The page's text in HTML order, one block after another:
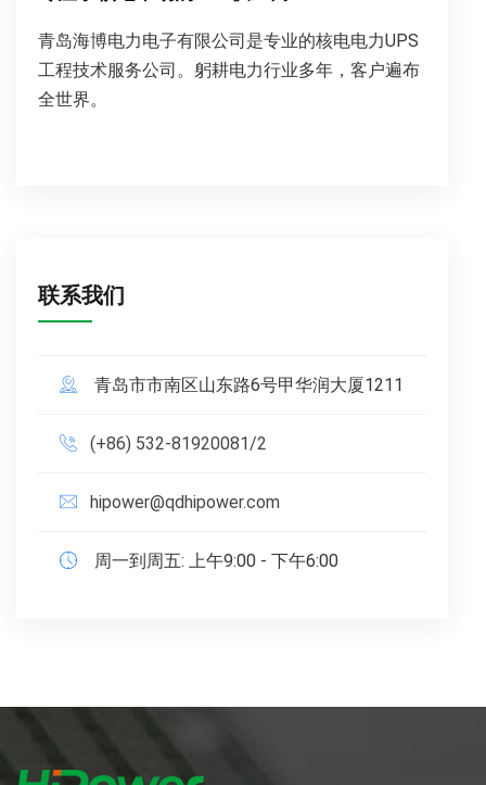
青岛海博电力电子有限公司是专业的核电电力UPS
工程技术服务公司。躬耕电力行业多年，客户遍布
全世界。
联系我们
青岛市市南区山东路6号甲华润大厦1211
(+86) 532-81920081/2
hipower@qdhipower.com
周一到周五: 上午9:00 - 下午6:00